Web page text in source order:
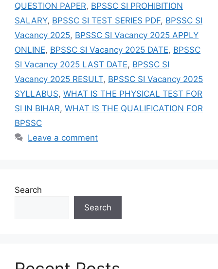
QUESTION PAPER, BPSSC SI PROHIBITION
SALARY, BPSSC SI TEST SERIES PDF, BPSSC SI
Vacancy 2025, BPSSC SI Vacancy 2025 APPLY
ONLINE, BPSSC SI Vacancy 2025 DATE, BPSSC
SI Vacancy 2025 LAST DATE, BPSSC SI
Vacancy 2025 RESULT, BPSSC SI Vacancy 2025
SYLLABUS, WHAT IS THE PHYSICAL TEST FOR
SI IN BIHAR, WHAT IS THE QUALIFICATION FOR
BPSSC
Leave a comment
Search
Search